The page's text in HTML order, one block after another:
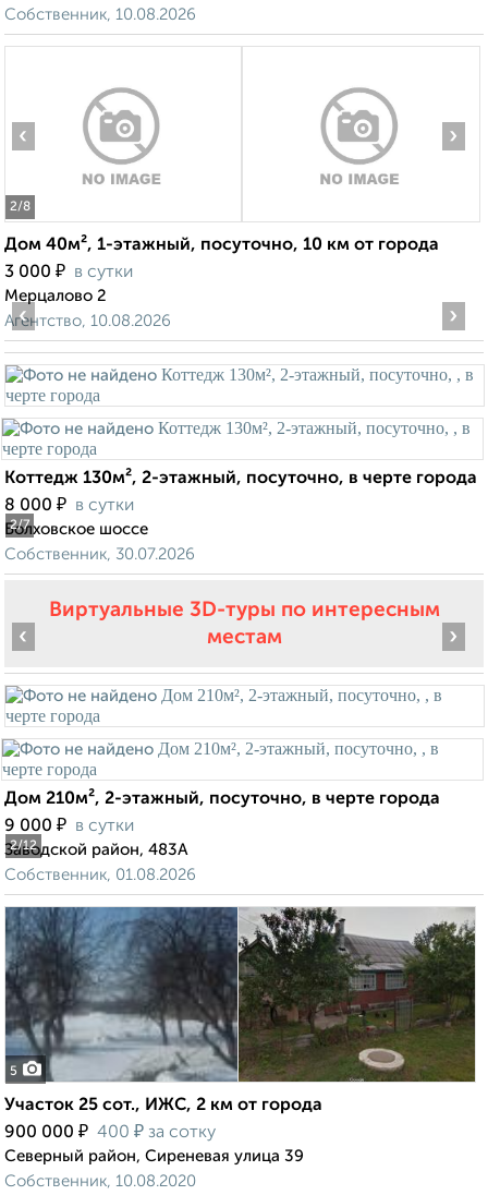
Собственник, 10.08.2026
2/8
‹ ›
Дом 40м², 1-этажный, посуточно, 10 км от города
3 000 ₽ в сутки
Мерцалово 2
Агентство, 10.08.2026
2/7
‹ ›
Коттедж 130м², 2-этажный, посуточно, в черте города
8 000 ₽ в сутки
Болховское шоссе
Собственник, 30.07.2026
Виртуальные 3D-туры по интересным
местам
2/12
‹ ›
Дом 210м², 2-этажный, посуточно, в черте города
9 000 ₽ в сутки
Заводской район, 483А
Собственник, 01.08.2026
5
Участок 25 сот., ИЖС, 2 км от города
900 000 ₽ 400 ₽ за сотку
Северный район, Сиреневая улица 39
Собственник, 10.08.2020